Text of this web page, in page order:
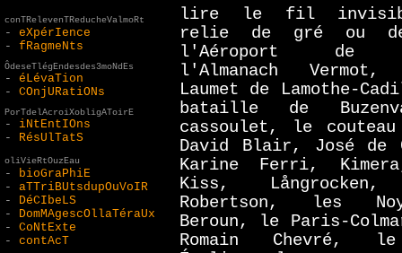
conTRelevenTReducheValmoRt
- eXpérIence
-
fRagmeNts
ÔdeseTlégEndesdes3moNdEs
-
éLévaTion
-
COnjURatiONs
PorTdelAcroiXobligAToirE
-
iNtEntIOns
-
RésUlTatS
oliVieRtOuzEau
-
bioGraPhiE
-
aTTriBUtsdupOuVoIR
-
DéCIbeLS
-
DomMAgescOllaTéraUx
-
CoNtExte
-
contAcT
lire le fil
relie de gré ou
l'Aéroport de
l'Almanach Vermot,
Laumet de Lamothe-
bataille de
cassoulet, le
David Blair, José de
Karine Ferri,
Kiss, Långrocken,
Robertson, les
Beroun, le Paris-
Romain Chevré,